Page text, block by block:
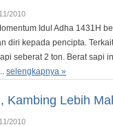
2010
Idul Adha 1431H
diri kepada pencipta.
seberat 2 ton. Berat sapi
selengkapnya »
Kambing Lebih
2010